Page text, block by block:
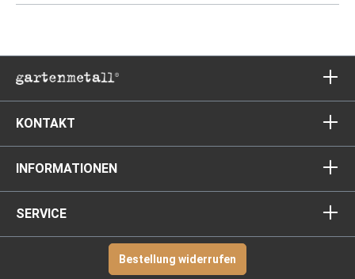
KONTAKT
INFORMATIONEN
SERVICE
Bestellung widerrufen